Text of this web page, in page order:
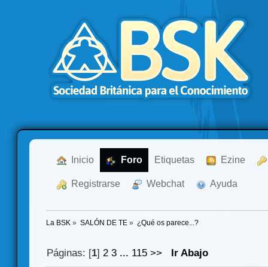
Inicio Foro Etiquetas Ezine
Registrarse Webchat Ayuda
La BSK » SALÓN DE TE » ¿Qué os parece...?
Páginas: [1]2 3 ... 115 >>
Ir Abajo